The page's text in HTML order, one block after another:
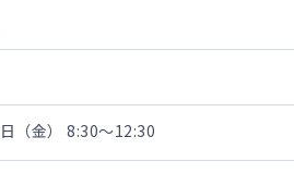
（金） 8:30～12:30